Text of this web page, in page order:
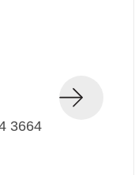
3664